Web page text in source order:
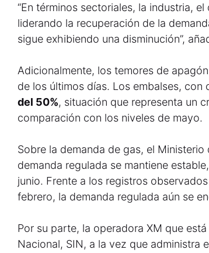
“En términos sectoriales, la industria,
liderando la recuperación de la
sigue exhibiendo una disminución”,
Adicionalmente, los temores de
de los últimos días. Los embalses, con
del 50%, situación que representa un
comparación con los niveles de mayo.
Sobre la demanda de gas, el Ministerio
demanda regulada se mantiene
junio. Frente a los registros
febrero, la demanda regulada aún se
Por su parte, la operadora XM que
Nacional, SIN, a la vez que administra